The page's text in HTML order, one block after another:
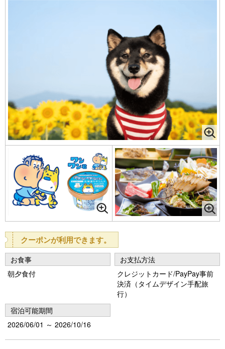
クーポンが利用できます。
お食事
朝夕食付
お支払方法
クレジットカード/PayPay事前
決済（タイムデザイン手配旅
行）
宿泊可能期間
2026/06/01 ～ 2026/10/16